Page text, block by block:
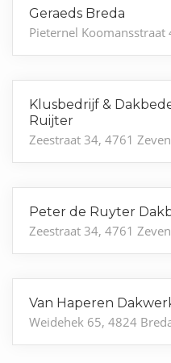
Geraeds Breda
Pieternel Koomansstraat
Klusbedrijf &
Ruijter
Zeestraat 34, 4761
Peter de Ruyter
Zeestraat 34, 4761
Van Haperen
Weidehek 65, 4824